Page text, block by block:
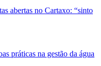
abertas no Cartaxo: “sinto
práticas na gestão da água